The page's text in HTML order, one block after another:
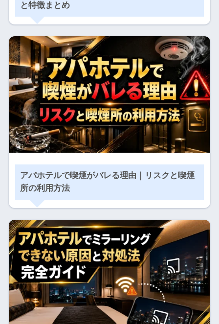
と特徴まとめ
アパホテルで喫煙がバレる理由｜リスクと喫煙
所の利用方法